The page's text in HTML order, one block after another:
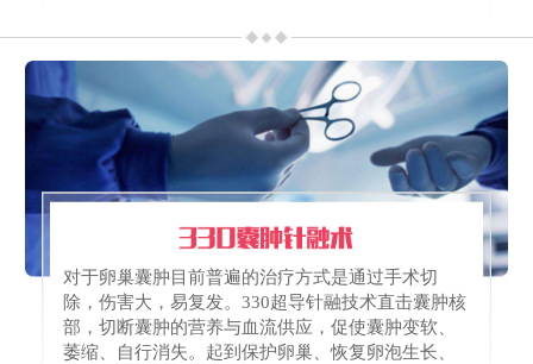
对于卵巢囊肿目前普遍的治疗方式是通过手术切
除，伤害大，易复发。330超导针融技术直击囊肿核
部，切断囊肿的营养与血流供应，促使囊肿变软、
萎缩、自行消失。起到保护卵巢、恢复卵泡生长、